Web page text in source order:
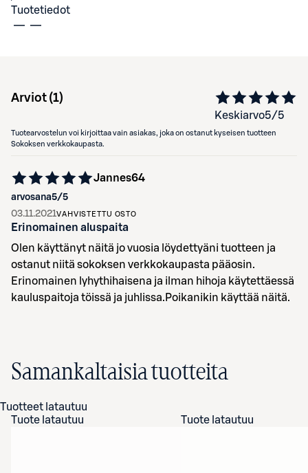
Tuotetiedot
Arviot (1)
Keskiarvo5/5
Tuotearvostelun voi kirjoittaa vain asiakas, joka on ostanut kyseisen tuotteen
Sokoksen verkkokaupasta.
arvosana5/5
Jannes64
03.11.2021VAHVISTETTU OSTO
Erinomainen aluspaita
Olen käyttänyt näitä jo vuosia löydettyäni tuotteen ja
ostanut niitä sokoksen verkkokaupasta pääosin.
Erinomainen lyhythihaisena ja ilman hihoja käytettäessä
kauluspaitoja töissä ja juhlissa.Poikanikin käyttää näitä.
Samankaltaisia tuotteita
Tuotteet latautuu
Tuote latautuu
Tuote latautuu